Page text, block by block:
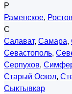
Р
Раменское,
С
Салават, Самара,
Севастополь,
Серпухов,
Старый Оскол,
Сыктывкар